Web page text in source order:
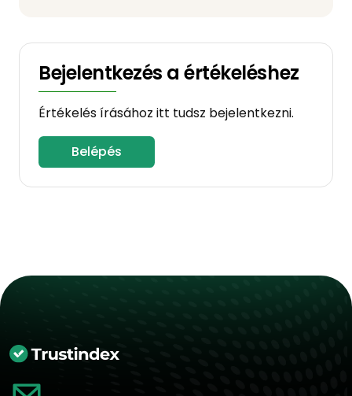
Bejelentkezés a értékeléshez
Értékelés írásához itt tudsz bejelentkezni.
Belépés